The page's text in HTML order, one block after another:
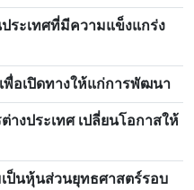
ระเทศที่มีความแข็งแกร่ง
อเปิดทางให้แก่การพัฒนา
งประเทศ เปลี่ยนโอกาสให้
ป็นหุ้นส่วนยุทธศาสตร์รอบ